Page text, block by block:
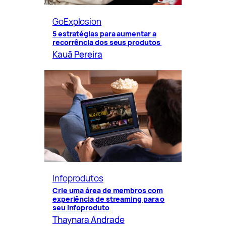
GoExplosion
5 estratégias para aumentar a
recorrência dos seus produtos
Kauã Pereira
Infoprodutos
Crie uma área de membros com
experiência de streaming para o
seu infoproduto
Thaynara Andrade